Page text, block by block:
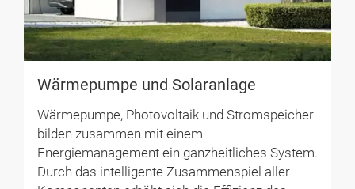
Wärmepumpe und Solaranlage
Wärmepumpe, Photovoltaik und Stromspeicher
bilden zusammen mit einem
Energiemanagement ein ganzheitliches System.
Durch das intelligente Zusammenspiel aller